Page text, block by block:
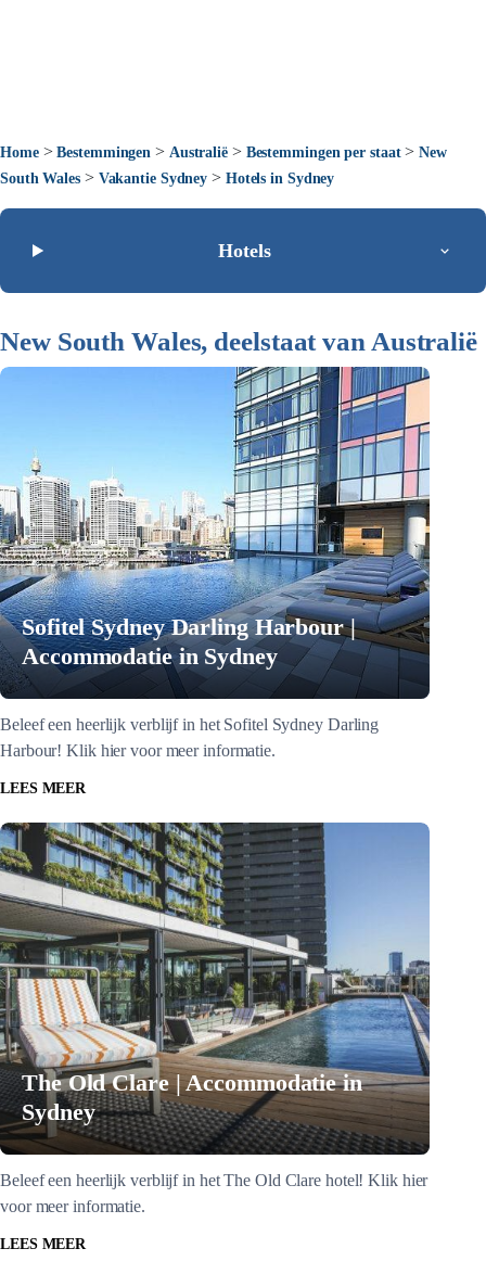
Home>Bestemmingen > Australië> Bestemmingen per staat>New
South Wales> Vakantie Sydney > Hotels in Sydney
Hotels
New South Wales, deelstaat van Australië
Sofitel Sydney Darling Harbour |
Accommodatie in Sydney
Beleef een heerlijk verblijf in het Sofitel Sydney Darling
Harbour! Klik hier voor meer informatie.
LEES MEER
The Old Clare | Accommodatie in
Sydney
Beleef een heerlijk verblijf in het The Old Clare hotel! Klik hier
voor meer informatie.
LEES MEER